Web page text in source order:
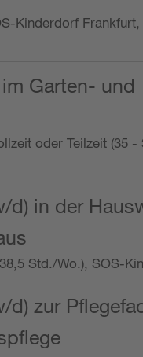
Kinderdorf
Garten- und
oder Teilzeit (35
d) in der
Std./Wo.), SOS-
d) zur